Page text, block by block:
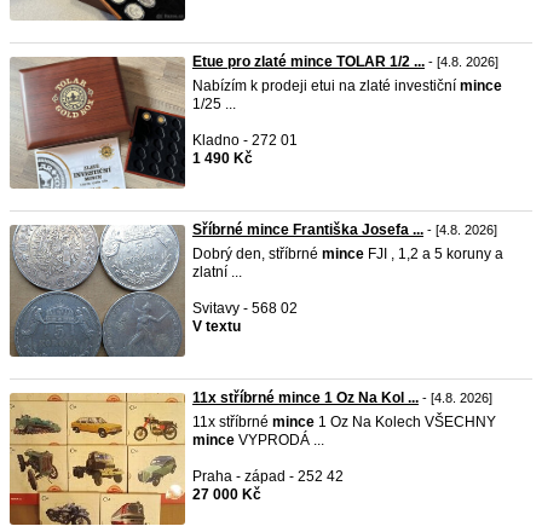
Etue pro zlaté mince TOLAR 1/2 ... - [4.8. 2026]
Nabízím k prodeji etui na zlaté investiční mince
1/25 ...
Kladno - 272 01
1 490 Kč
Sříbrné mince Františka Josefa ... - [4.8. 2026]
Dobrý den, stříbrné mince FJI , 1,2 a 5 koruny a
zlatní ...
Svitavy - 568 02
V textu
11x stříbrné mince 1 Oz Na Kol ... - [4.8. 2026]
11x stříbrné mince 1 Oz Na Kolech VŠECHNY
mince VYPRODÁ ...
Praha - západ - 252 42
27 000 Kč